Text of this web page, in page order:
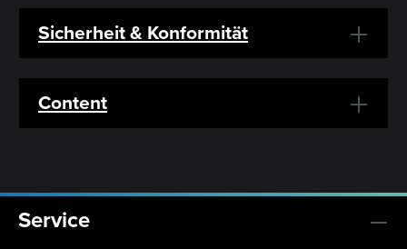
Sicherheit & Konformität
Content
Service